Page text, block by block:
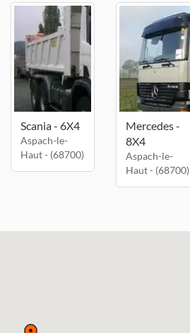
Scania - 6X4
Aspach-le-
Haut - (68700)
Mercedes -
8X4
Aspach-le-
Haut - (68700)